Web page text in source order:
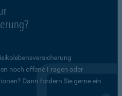
noch offene Fragen oder
Dann fordern Sie gerne ein